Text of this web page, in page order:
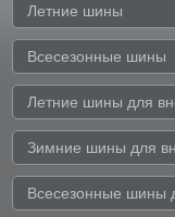
Летние шины
Всесезонные шины
Летние шины для
Зимние шины для
Всесезонные шины